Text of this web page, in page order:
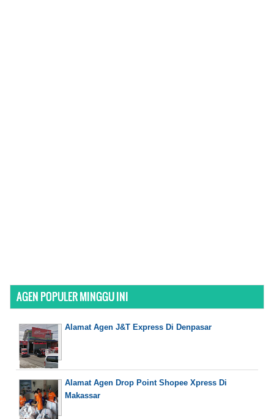
AGEN POPULER MINGGU INI
Alamat Agen J&T Express Di Denpasar
Alamat Agen Drop Point Shopee Xpress Di
Makassar